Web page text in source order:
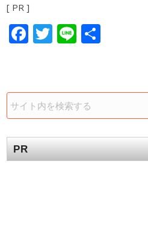
[ PR ]
Facebook
Twitter
Line
PR